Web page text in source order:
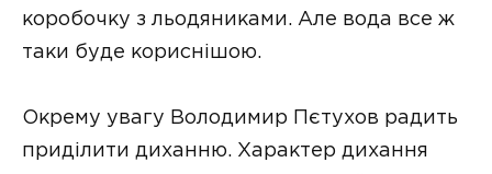
коробочку з льодяниками. Але вода все ж
таки буде кориснішою.
Окрему увагу Володимир Пєтухов радить
приділити диханню. Характер дихання